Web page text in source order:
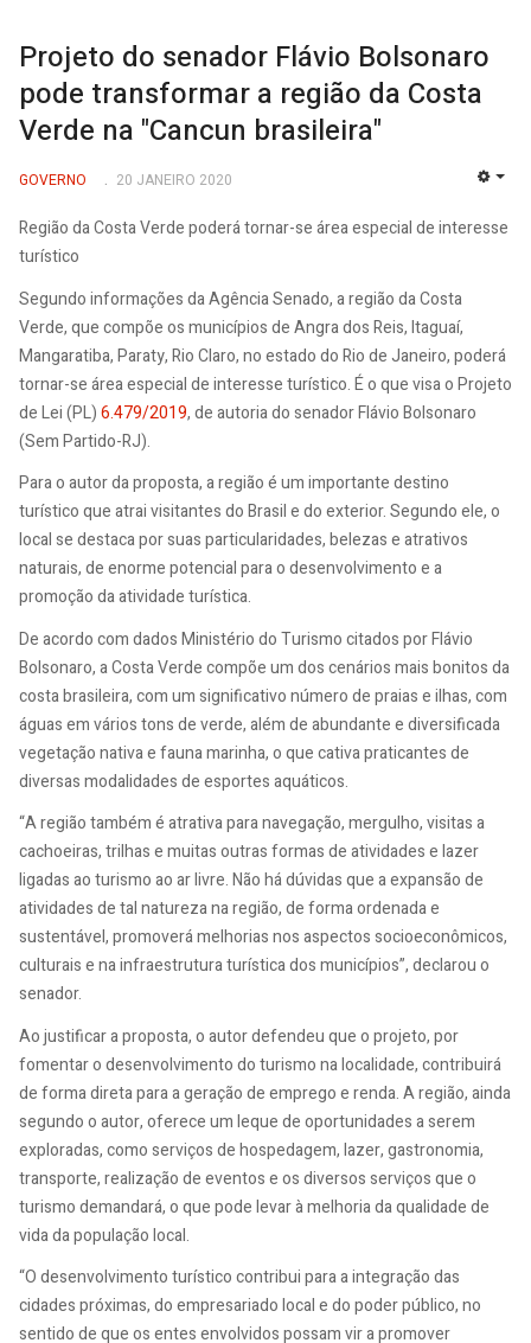
Projeto do senador Flávio Bolsonaro
pode transformar a região da Costa
Verde na "Cancun brasileira"
GOVERNO 20 JANEIRO 2020
Região da Costa Verde poderá tornar-se área especial de interesse
turístico
Segundo informações da Agência Senado, a região da Costa
Verde, que compõe os municípios de Angra dos Reis, Itaguaí,
Mangaratiba, Paraty, Rio Claro, no estado do Rio de Janeiro, poderá
tornar-se área especial de interesse turístico. É o que visa o Projeto
de Lei (PL)6.479/2019, de autoria do senador Flávio Bolsonaro
(Sem Partido-RJ).
Para o autor da proposta, a região é um importante destino
turístico que atrai visitantes do Brasil e do exterior. Segundo ele, o
local se destaca por suas particularidades, belezas e atrativos
naturais, de enorme potencial para o desenvolvimento e a
promoção da atividade turística.
De acordo com dados Ministério do Turismo citados por Flávio
Bolsonaro, a Costa Verde compõe um dos cenários mais bonitos da
costa brasileira, com um significativo número de praias e ilhas, com
águas em vários tons de verde, além de abundante e diversificada
vegetação nativa e fauna marinha, o que cativa praticantes de
diversas modalidades de esportes aquáticos.
“A região também é atrativa para navegação, mergulho, visitas a
cachoeiras, trilhas e muitas outras formas de atividades e lazer
ligadas ao turismo ao ar livre. Não há dúvidas que a expansão de
atividades de tal natureza na região, de forma ordenada e
sustentável, promoverá melhorias nos aspectos socioeconômicos,
culturais e na infraestrutura turística dos municípios”, declarou o
senador.
Ao justificar a proposta, o autor defendeu que o projeto, por
fomentar o desenvolvimento do turismo na localidade, contribuirá
de forma direta para a geração de emprego e renda. A região, ainda
segundo o autor, oferece um leque de oportunidades a serem
exploradas, como serviços de hospedagem, lazer, gastronomia,
transporte, realização de eventos e os diversos serviços que o
turismo demandará, o que pode levar à melhoria da qualidade de
vida da população local.
“O desenvolvimento turístico contribui para a integração das
cidades próximas, do empresariado local e do poder público, no
sentido de que os entes envolvidos possam vir a promover